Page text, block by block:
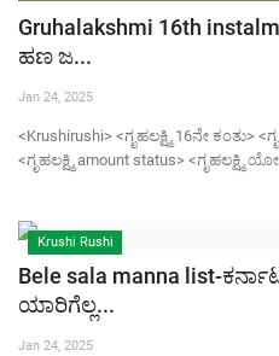
Gruhalakshmi 16th
ಹಣ ಜ...
Jan 24, 2025
<Krushirushi> <ಗೃಹಲಕ್ಷ್ಮಿ 16ನೇ ಕಂತು>
<ಗೃಹಲಕ್ಷ್ಮಿ amount status> <ಗೃಹಲಕ್ಷ್ಮಿ
Krushi Rushi
Bele sala manna list-
ಯಾರಿಗೆಲ್ಲ...
Jan 24, 2025